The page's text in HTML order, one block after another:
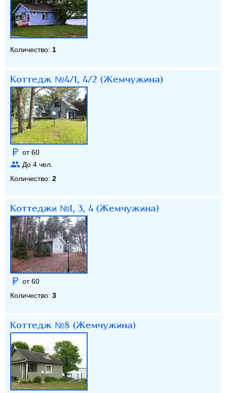
Количество: 1
Коттедж №4/1, 4/2 (Жемчужина)
от 60
До 4 чел.
Количество: 2
Коттеджи №1, 3, 4 (Жемчужина)
от 60
Количество: 3
Коттедж №8 (Жемчужина)